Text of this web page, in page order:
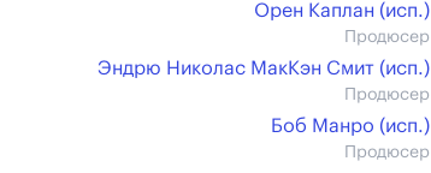
Орен Каплан (иcп.)
Продюсер
Эндрю Николас МакКэн Смит (иcп.)
Продюсер
Боб Манро (иcп.)
Продюсер